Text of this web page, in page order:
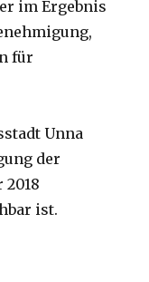
im Ergebnis
für
Unna
der
ist.